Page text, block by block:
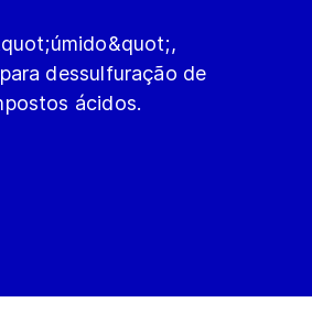
dessulfuração de
ácidos.